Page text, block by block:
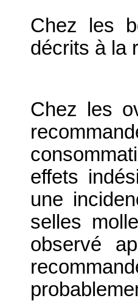
Chez les
décrits à la
Chez les
effets
une
selles
observé